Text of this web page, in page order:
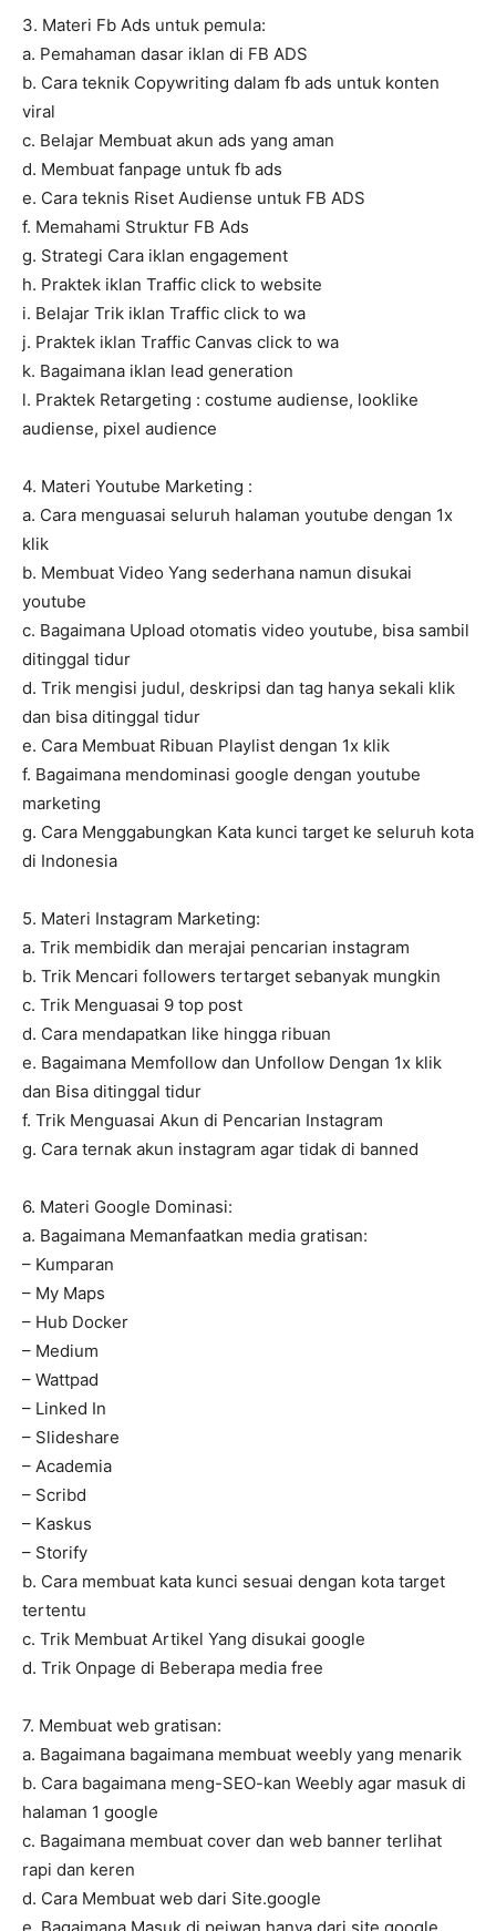
3. Materi Fb Ads untuk pemula:
a. Pemahaman dasar iklan di FB ADS
b. Cara teknik Copywriting dalam fb ads untuk konten
viral
c. Belajar Membuat akun ads yang aman
d. Membuat fanpage untuk fb ads
e. Cara teknis Riset Audiense untuk FB ADS
f. Memahami Struktur FB Ads
g. Strategi Cara iklan engagement
h. Praktek iklan Traffic click to website
i. Belajar Trik iklan Traffic click to wa
j. Praktek iklan Traffic Canvas click to wa
k. Bagaimana iklan lead generation
l. Praktek Retargeting : costume audiense, looklike
audiense, pixel audience
4. Materi Youtube Marketing :
a. Cara menguasai seluruh halaman youtube dengan 1x
klik
b. Membuat Video Yang sederhana namun disukai
youtube
c. Bagaimana Upload otomatis video youtube, bisa sambil
ditinggal tidur
d. Trik mengisi judul, deskripsi dan tag hanya sekali klik
dan bisa ditinggal tidur
e. Cara Membuat Ribuan Playlist dengan 1x klik
f. Bagaimana mendominasi google dengan youtube
marketing
g. Cara Menggabungkan Kata kunci target ke seluruh kota
di Indonesia
5. Materi Instagram Marketing:
a. Trik membidik dan merajai pencarian instagram
b. Trik Mencari followers tertarget sebanyak mungkin
c. Trik Menguasai 9 top post
d. Cara mendapatkan like hingga ribuan
e. Bagaimana Memfollow dan Unfollow Dengan 1x klik
dan Bisa ditinggal tidur
f. Trik Menguasai Akun di Pencarian Instagram
g. Cara ternak akun instagram agar tidak di banned
6. Materi Google Dominasi:
a. Bagaimana Memanfaatkan media gratisan:
– Kumparan
– My Maps
– Hub Docker
– Medium
– Wattpad
– Linked In
– Slideshare
– Academia
– Scribd
– Kaskus
– Storify
b. Cara membuat kata kunci sesuai dengan kota target
tertentu
c. Trik Membuat Artikel Yang disukai google
d. Trik Onpage di Beberapa media free
7. Membuat web gratisan:
a. Bagaimana bagaimana membuat weebly yang menarik
b. Cara bagaimana meng-SEO-kan Weebly agar masuk di
halaman 1 google
c. Bagaimana membuat cover dan web banner terlihat
rapi dan keren
d. Cara Membuat web dari Site.google